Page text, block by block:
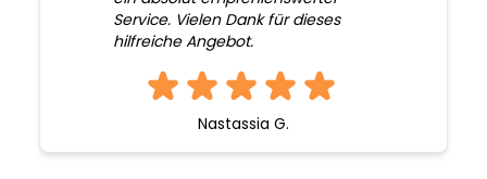
Service. Vielen Dank für dieses
hilfreiche Angebot.
Nastassia G.